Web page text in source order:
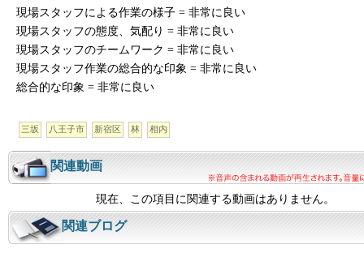
現場スタッフによる作業の様子 = 非常に良い
現場スタッフの態度、気配り = 非常に良い
現場スタッフのチームワーク = 非常に良い
現場スタッフ作業の総合的な印象 = 非常に良い
総合的な印象 = 非常に良い
三坂 八王子市 新宿区 林 相内
関連動画
現在、この項目に関連する動画はありません。
関連ブログ